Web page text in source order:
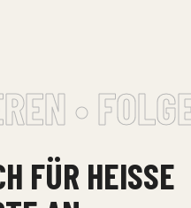
•
FÜR HEISSE A